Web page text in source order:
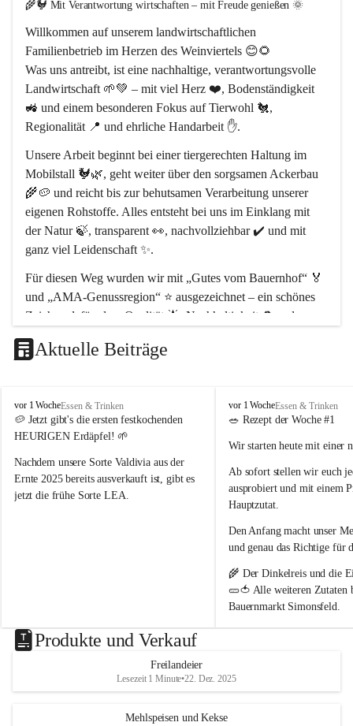
🌾🐓 Mit Verantwortung wirtschaften – mit Freude genießen 🌞
Willkommen auf unserem landwirtschaftlichen
Familienbetrieb im Herzen des Weinviertels 😊🌻
Was uns antreibt, ist eine nachhaltige, verantwortungsvolle
Landwirtschaft 🌱💚 – mit viel Herz ❤️, Bodenständigkeit
🚜 und einem besonderen Fokus auf Tierwohl 🐔,
Regionalität 📍 und ehrliche Handarbeit ✋.
Unsere Arbeit beginnt bei einer tiergerechten Haltung im
Mobilstall 🐓🌿, geht weiter über den sorgsamen Ackerbau
🌾🥔 und reicht bis zur behutsamen Verarbeitung unserer
eigenen Rohstoffe. Alles entsteht bei uns im Einklang mit
der Natur 🍃, transparent 👀, nachvollziehbar ✔️ und mit
ganz viel Leidenschaft ✨.
Für diesen Weg wurden wir mit „Gutes vom Bauernhof“ 🏅
und „AMA-Genussregion“ ⭐ ausgezeichnet – ein schönes
Zeichen dafür, dass Qualität 🌟, Nachhaltigkeit ♻️ und
Unser Hof liegt im Naturpark Leiser Berge 🏞️
arbeiten wir hier bewusst im Rhythmus der Natur 🌿🌤️.
Schön, dass ihr da seid 🥰 – und ein Stück echtes
Aktuelle Beiträge
P
o
p
B
a
u
e
vor 1 WocheEssen & Trinken
🥔 Jetzt gibt's die ersten festkochenden
HEURIGEN Erdäpfel! 🌱
Nachdem unsere Sorte Valdivia aus der
Ernte 2025 bereits ausverkauft ist, gibt es
jetzt die frühe Sorte LEA.
#heurige #erdäpfel #festkochend #regional
#direktvombbauernhof #hofpopp
#leiserberge #ernstbrunn #frischvomfeld
P
o
p
a
u
e
n
h
f
vor 1 WocheEssen & Trinken
🥗 Rezept der Woche #1
Wir starten heute mit einer
Ab sofort stellen wir euch
ausprobiert und mit einem
Hauptzutat.
Den Anfang macht unser
und genau das Richtige für
🌾 Der Dinkelreis und die
🥒🍅 Alle weiteren Zutaten
Bauernmarkt Simonsfeld.
Wir wünschen euch viel
genussvollen Sommer! 😊
Produkte und Verkauf
Freilandeier
Lesezeit 1 Minute•22. Dez. 2025
Mehlspeisen und Kekse